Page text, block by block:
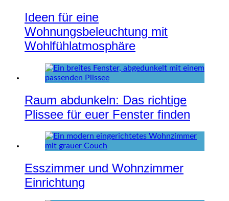
Ideen für eine
Wohnungsbeleuchtung mit
Wohlfühlatmosphäre
Raum abdunkeln: Das richtige
Plissee für euer Fenster finden
Esszimmer und Wohnzimmer
Einrichtung